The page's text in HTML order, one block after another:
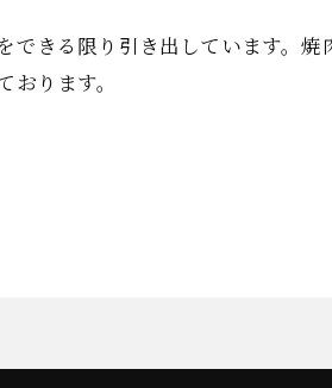
きる限り引き出しています。
ります。
お問い合わせはこちら